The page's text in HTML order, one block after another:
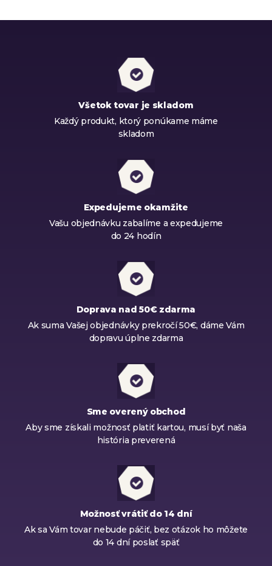
Všetok tovar je skladom
Každý produkt, ktorý ponúkame máme
skladom
Expedujeme okamžite
Vašu objednávku zabalíme a expedujeme
do 24 hodín
Doprava nad 50€ zdarma
Ak suma Vašej objednávky prekročí 50€, dáme Vám
dopravu úplne zdarma
Sme overený obchod
Aby sme získali možnosť platiť kartou, musí byť naša
história preverená
Možnosť vrátiť do 14 dní
Ak sa Vám tovar nebude páčiť, bez otázok ho môžete
do 14 dní poslať späť